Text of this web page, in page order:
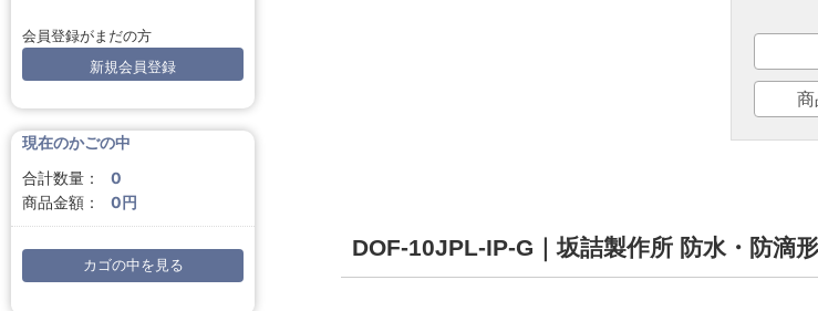
会員登録がまだの方
新規会員登録
現在のかごの中
合計数量：
0
商品金額：
0円
カゴの中を見る
DOF-10JPL-IP-G｜坂詰製作所 防水・防滴